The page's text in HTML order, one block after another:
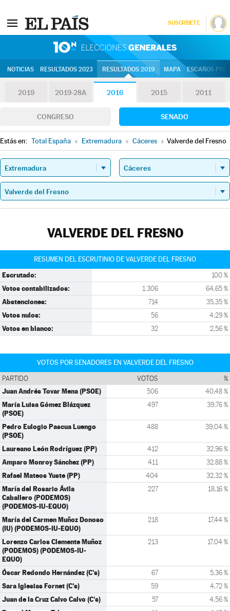
SUSCRÍBETE
NOTICIAS RESULTADOS 2023 RESULTADOS 2019 MAPA ESCAÑOS
2019 2019-28A 2016 2015 2011
CONGRESO SENADO
Estás en: Total España » Extremadura » Cáceres » Valverde del Fresno
VALVERDE DEL FRESNO
RESUMEN DEL ESCRUTINIO DE VALVERDE DEL FRESNO
Escrutado: 100 %
Votos contabilizados: 1.306 64,65 %
Abstenciones: 714 35,35 %
Votos nulos: 56 4,29 %
Votos en blanco: 32 2,56 %
VOTOS POR SENADORES EN VALVERDE DEL FRESNO
PARTIDO VOTOS %
Juan Andrés Tovar Mena (PSOE) 506 40,48 %
María Luisa Gómez Blázquez
(PSOE)
497 39,76 %
Pedro Eulogio Pascua Luengo
(PSOE)
488 39,04 %
Laureano León Rodríguez (PP) 412 32,96 %
Amparo Monroy Sánchez (PP) 411 32,88 %
Rafael Mateos Yuste (PP) 404 32,32 %
María del Rosario Ávila
Caballero (PODEMOS)
(PODEMOS-IU-EQUO)
227 18,16 %
María del Carmen Muñoz Donoso
(IU) (PODEMOS-IU-EQUO)
218 17,44 %
Lorenzo Carlos Clemente Muñoz
(PODEMOS) (PODEMOS-IU-
EQUO)
213 17,04 %
Óscar Redondo Hernández (C's) 67 5,36 %
Sara Iglesias Fornet (C's) 59 4,72 %
Juan de la Cruz Calvo Calvo (C's) 57 4,56 %